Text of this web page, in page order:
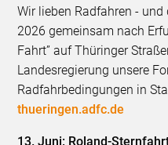
Wir lieben Radfahren -
2026 gemeinsam nach
Fahrt” auf Thüringer
Landesregierung unsere
Radfahrbedingungen in
thueringen.adfc.de
13. Juni: Roland-